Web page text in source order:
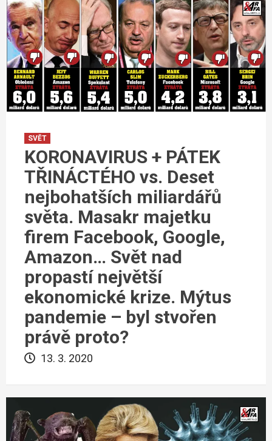
SVĚT
KORONAVIRUS + PÁTEK
TŘINÁCTÉHO vs. Deset
nejbohatších miliardářů
světa. Masakr majetku
firem Facebook, Google,
Amazon… Svět nad
propastí největší
ekonomické krize. Mýtus
pandemie – byl stvořen
právě proto?
13. 3. 2020